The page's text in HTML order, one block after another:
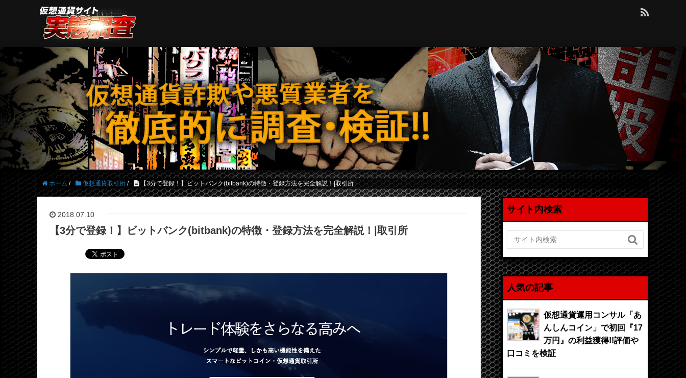
ホーム / 仮想通貨取引所 / 【3分で登録！】ビットバンク(bitbank)の特徴・登録方法を完全解説！|取引所
2018.07.10
【3分で登録！】ビットバンク(bitbank)の特徴・登録方法を完全解説！|取引所
サイト内検索

人気の記事
仮想通貨運用コンサル「あ
んしんコイン」で初回『17
万円』の利益獲得!!評価や
口コミを検証